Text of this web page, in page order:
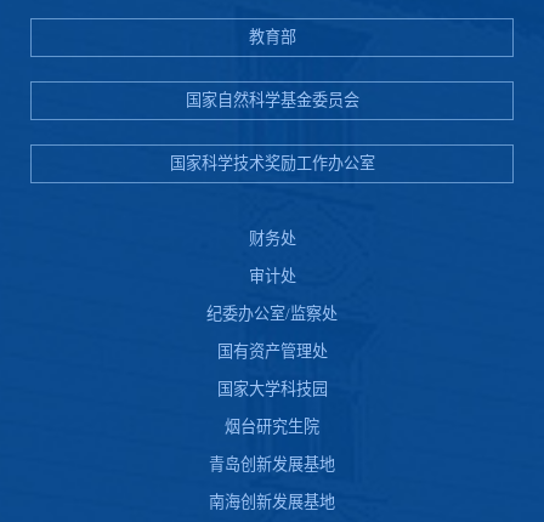
教育部
国家自然科学基金委员会
国家科学技术奖励工作办公室
财务处
审计处
纪委办公室/监察处
国有资产管理处
国家大学科技园
烟台研究生院
青岛创新发展基地
南海创新发展基地